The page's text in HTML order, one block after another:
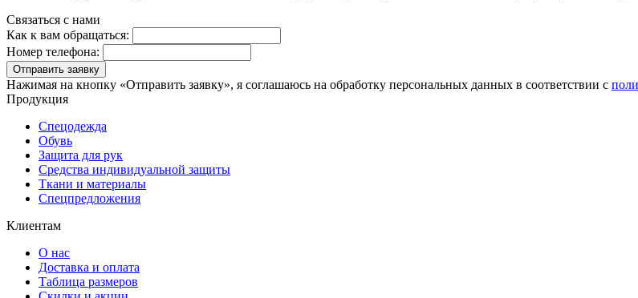
Связаться с нами
Как к вам обращаться:
Номер телефона:
Отправить заявку
Нажимая на кнопку «Отправить заявку», я соглашаюсь на обработку персональных данных в соответствии с
Продукция
Спецодежда
Обувь
Защита для рук
Средства индивидуальной защиты
Ткани и материалы
Спецпредложения
Клиентам
О нас
Доставка и оплата
Таблица размеров